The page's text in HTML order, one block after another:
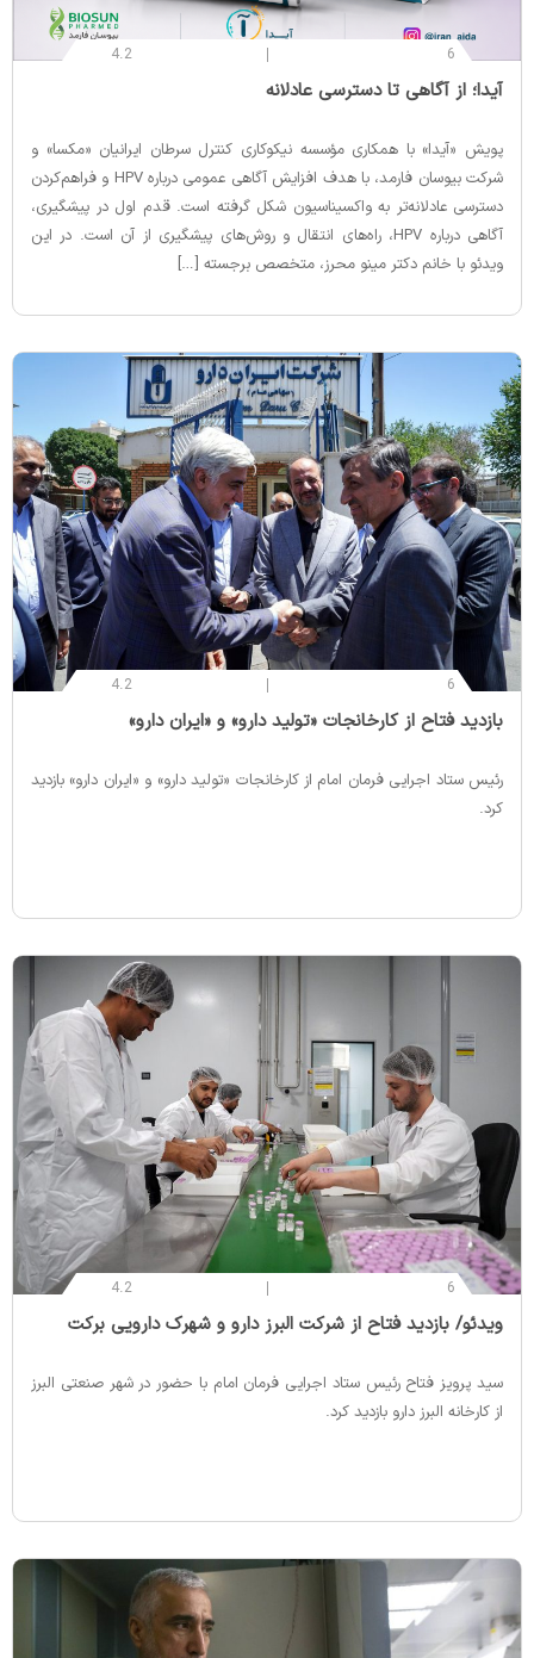
6
4.2
‌آیدا؛ از آگاهی تا دسترسی عادلانه
پویش «آیدا» با همکاری مؤسسه نیکوکاری کنترل سرطان ایرانیان «مکسا» و
شرکت بیوسان فارمد، با هدف افزایش آگاهی عمومی درباره HPV و فراهم‌کردن
دسترسی عادلانه‌تر به واکسیناسیون شکل گرفته است. قدم اول در پیشگیری،
آگاهی درباره HPV، راه‌های انتقال و روش‌های پیشگیری از آن است. در این
ویدئو با خانم دکتر مینو محرز، متخصص برجسته […]
6
4.2
‌بازدید فتاح از کارخانجات «تولید دارو» و «ایران دارو»
رئیس ستاد اجرایی فرمان امام از کارخانجات «تولید دارو» و «ایران دارو» بازدید
کرد.
6
4.2
‌ویدئو/ بازدید فتاح از شرکت البرز دارو و شهرک دارویی برکت
سید پرویز فتاح رئیس ستاد اجرایی فرمان امام با حضور در شهر صنعتی البرز
از کارخانه البرز دارو بازدید کرد.